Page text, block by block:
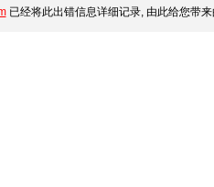
已经将此出错信息详细记录, 由此给您带